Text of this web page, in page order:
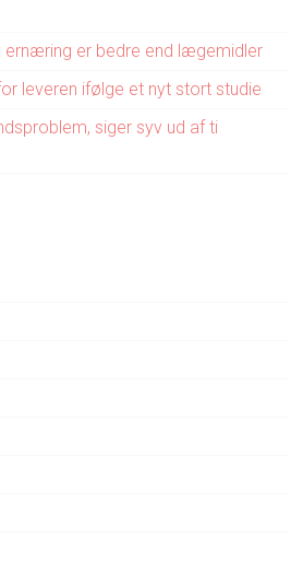
ernæring er bedre end lægemidler
leveren ifølge et nyt stort studie
siger syv ud af ti